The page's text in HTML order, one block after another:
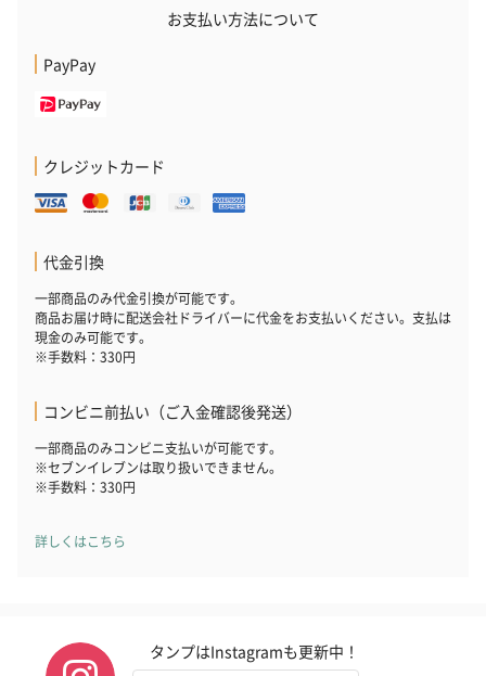
お支払い方法について
PayPay
クレジットカード
代金引換
一部商品のみ代金引換が可能です。
商品お届け時に配送会社ドライバーに代金をお支払いください。支払は
現金のみ可能です。
※手数料：330円
コンビニ前払い（ご入金確認後発送）
一部商品のみコンビニ支払いが可能です。
※セブンイレブンは取り扱いできません。
※手数料：330円
詳しくはこちら
タンプはInstagramも更新中！